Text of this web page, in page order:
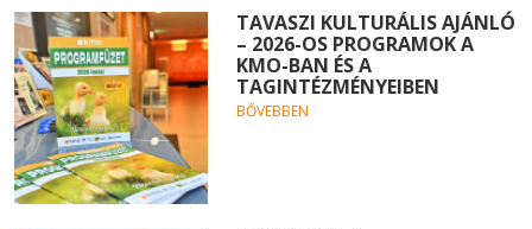
TAVASZI KULTURÁLIS AJÁNLÓ
– 2026-OS PROGRAMOK A
KMO-BAN ÉS A
TAGINTÉZMÉNYEIBEN
BŐVEBBEN